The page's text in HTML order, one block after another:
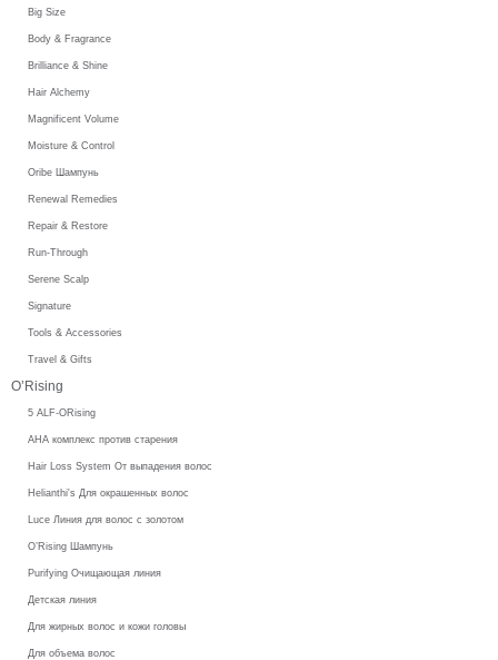
Big Size
Body & Fragrance
Brilliance & Shine
Hair Alchemy
Magnificent Volume
Moisture & Control
Oribe Шампунь
Renewal Remedies
Repair & Restore
Run-Through
Serene Scalp
Signature
Tools & Accessories
Travel & Gifts
O’Rising
5 ALF-ORising
AHA комплекс против старения
Hair Loss System От выпадения волос
Helianthi's Для окрашенных волос
Luce Линия для волос с золотом
O’Rising Шампунь
Purifying Очищающая линия
Детская линия
Для жирных волос и кожи головы
Для объема волос